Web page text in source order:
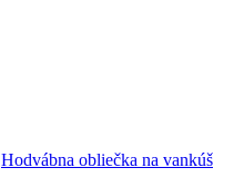
Hodvábna obliečka na vankúš